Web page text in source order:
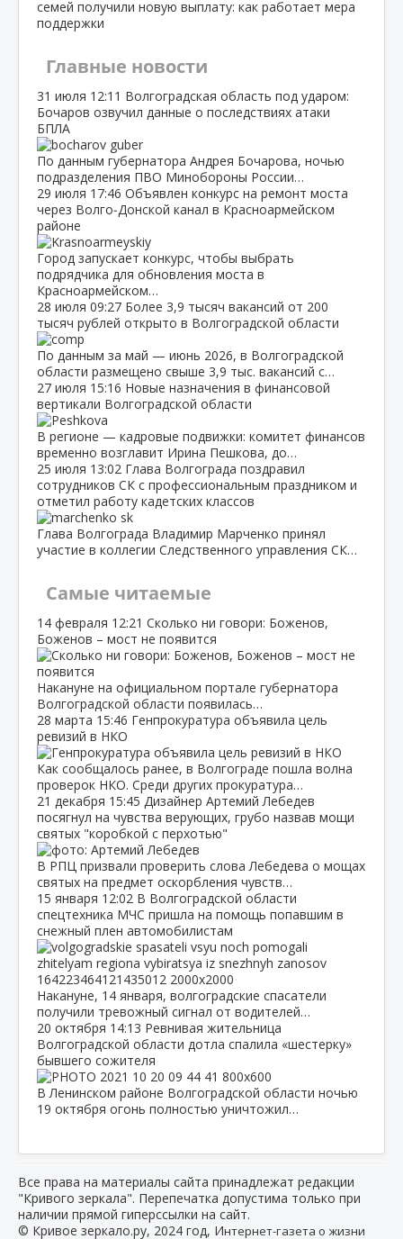
семей получили новую выплату: как работает мера
поддержки
Главные новости
31 июля 12:11 Волгоградская область под ударом:
Бочаров озвучил данные о последствиях атаки
БПЛА
По данным губернатора Андрея Бочарова, ночью
подразделения ПВО Минобороны России…
29 июля 17:46 Объявлен конкурс на ремонт моста
через Волго‑Донской канал в Красноармейском
районе
Город запускает конкурс, чтобы выбрать
подрядчика для обновления моста в
Красноармейском…
28 июля 09:27 Более 3,9 тысяч вакансий от 200
тысяч рублей открыто в Волгоградской области
По данным за май — июнь 2026, в Волгоградской
области размещено свыше 3,9 тыс. вакансий с…
27 июля 15:16 Новые назначения в финансовой
вертикали Волгоградской области
В регионе — кадровые подвижки: комитет финансов
временно возглавит Ирина Пешкова, до…
25 июля 13:02 Глава Волгограда поздравил
сотрудников СК с профессиональным праздником и
отметил работу кадетских классов
Глава Волгограда Владимир Марченко принял
участие в коллегии Следственного управления СК…
Самые читаемые
14 февраля 12:21 Сколько ни говори: Боженов,
Боженов – мост не появится
Накануне на официальном портале губернатора
Волгоградской области появилась…
28 марта 15:46 Генпрокуратура объявила цель
ревизий в НКО
Как сообщалось ранее, в Волгограде пошла волна
проверок НКО. Среди других прокуратура…
21 декабря 15:45 Дизайнер Артемий Лебедев
посягнул на чувства верующих, грубо назвав мощи
святых "коробкой с перхотью"
В РПЦ призвали проверить слова Лебедева о мощах
святых на предмет оскорбления чувств…
15 января 12:02 В Волгоградской области
спецтехника МЧС пришла на помощь попавшим в
снежный плен автомобилистам
Накануне, 14 января, волгоградские спасатели
получили тревожный сигнал от водителей…
20 октября 14:13 Ревнивая жительница
Волгоградской области дотла спалила «шестерку»
бывшего сожителя
В Ленинском районе Волгоградской области ночью
19 октября огонь полностью уничтожил…
Все права на материалы сайта принадлежат редакции
"Кривого зеркала". Перепечатка допустима только при
наличии прямой гиперссылки на сайт.
© Кривое зеркало.ру, 2024 год, Интернет-газета о жизни